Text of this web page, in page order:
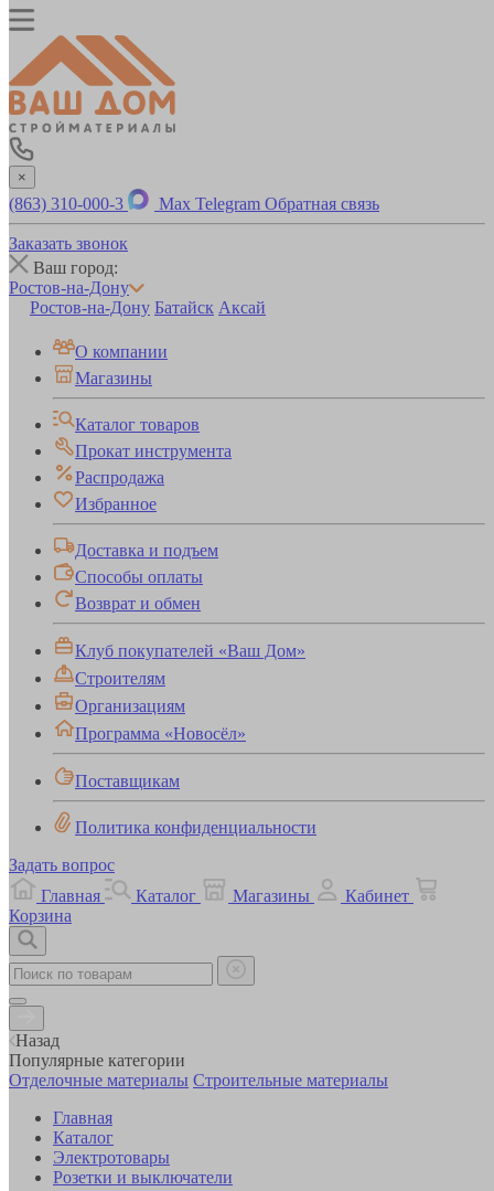
×
(863) 310-000-3 Max Telegram Обратная связь
Заказать звонок
Ваш город:
Ростов-на-Дону
Ростов-на-Дону Батайск Аксай
О компании
Магазины
Каталог товаров
Прокат инструмента
Распродажа
Избранное
Доставка и подъем
Способы оплаты
Возврат и обмен
Клуб покупателей «Ваш Дом»
Строителям
Организациям
Программа «Новосёл»
Поставщикам
Политика конфиденциальности
Задать вопрос
Главная
Каталог Магазины
Кабинет
Корзина
Назад
Популярные категории
Отделочные материалы Строительные материалы
Главная
Каталог
Электротовары
Розетки и выключатели